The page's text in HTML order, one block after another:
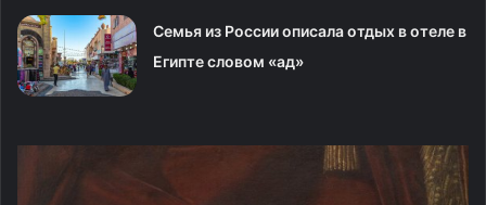
Семья из России описала отдых в отеле в
Египте словом «ад»